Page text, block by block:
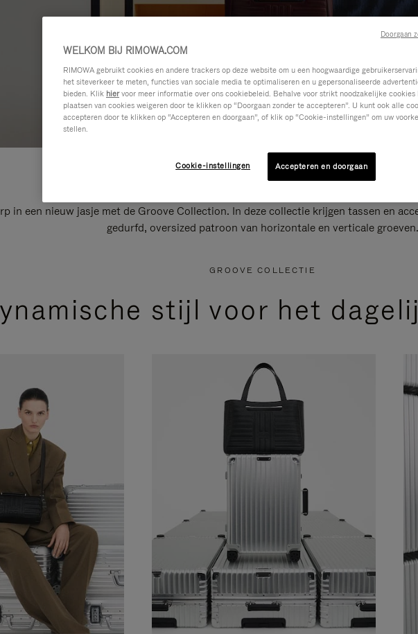
in een nieuw jasje met de Groove Collection. In deze collectie krijgen tassen en
gedurfd, oversized patroon van horizontale en verticale groeven.
GROOVE COLLECTIE
stijl voor het
WELKOM BIJ RIMOWA.COM
RIMOWA gebruikt cookies en andere trackers op deze website om u een hoogwaardige
het siteverkeer te meten, functies van sociale media te optimaliseren en u gepersonaliseerde
bieden. Klik hiervoor meer informatie over ons cookiebeleid. Behalve voor strikt noodzakelijke cookies
plaatsen van cookies weigeren door te klikken op “Doorgaan zonder te accepteren”. U kunt ook alle
accepteren door te klikken op “Accepteren en doorgaan”, of klik op “Cookie-instellingen” om uw
stellen.
Cookie-instellingen Accepteren en doorgaan
Doorgaan